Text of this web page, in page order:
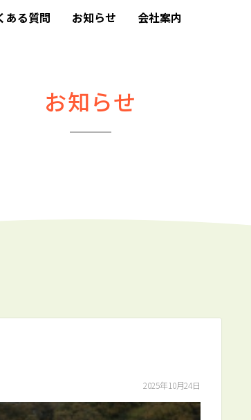
ある質問 お知らせ 会社案内
お知らせ
2025年10月24日